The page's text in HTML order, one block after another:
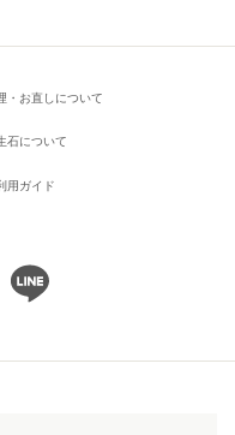
・お直しについて
石について
用ガイド